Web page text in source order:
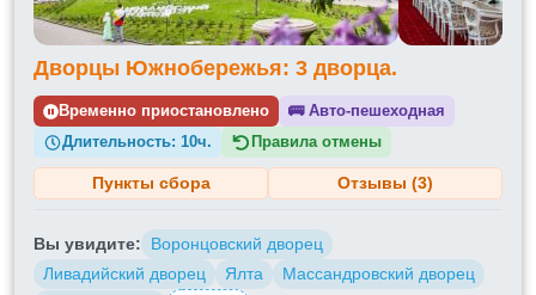
Дворцы Южнобережья: 3 дворца.
Временно приостановлено 🚌Авто-пешеходная
Длительность:10ч. Правила отмены
Пункты сбора Отзывы (3)
Вы увидите:
Воронцовский дворец
Ливадийский дворец
Ялта
Массандровский дворец